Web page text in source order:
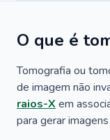
O que é
Tomografia ou
de imagem não
raios-X em
para gerar